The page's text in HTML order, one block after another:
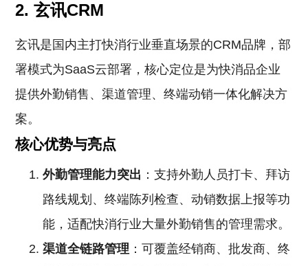
2. 玄讯CRM
玄讯是国内主打快消行业垂直场景的CRM品牌，部
署模式为SaaS云部署，核心定位是为快消品企业
提供外勤销售、渠道管理、终端动销一体化解决方
案。
核心优势与亮点
外勤管理能力突出 ：支持外勤人员打卡、拜访
路线规划、终端陈列检查、动销数据上报等功
能，适配快消行业大量外勤销售的管理需求。
渠道全链路管理 ：可覆盖经销商、批发商、终